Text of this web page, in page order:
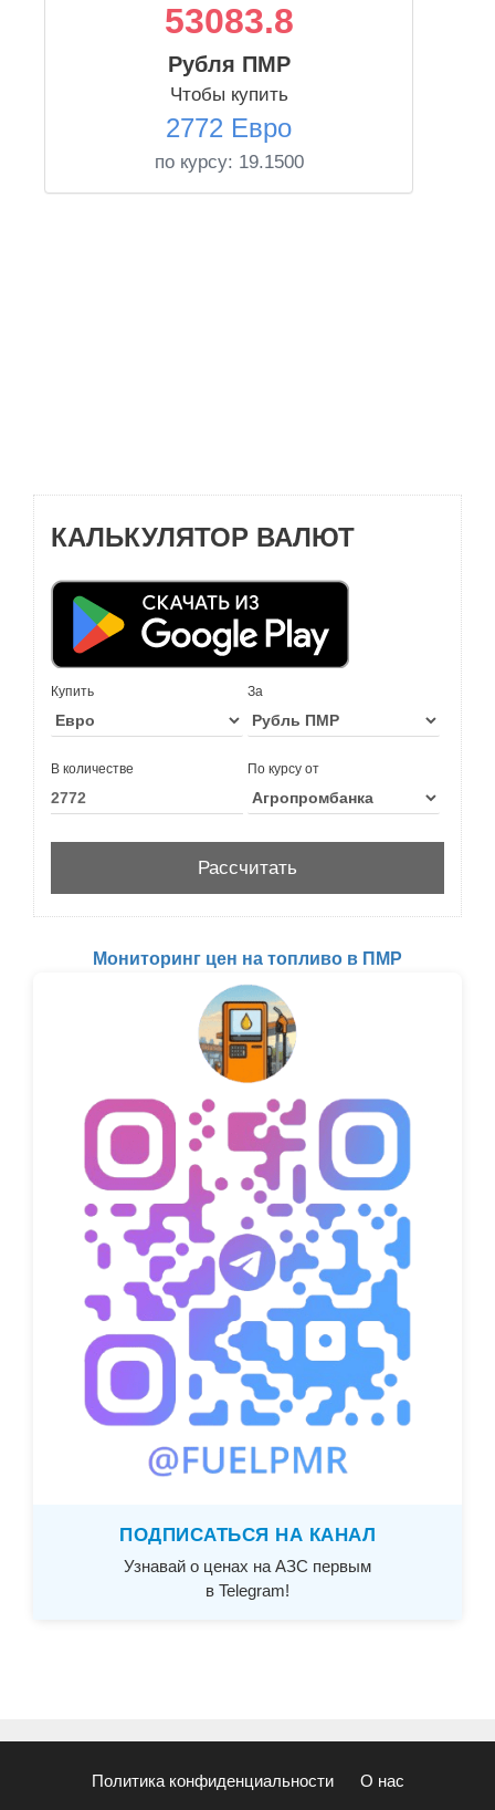
53083.8
Рубля ПМР
Чтобы купить
2772 Евро
по курсу: 19.1500
КАЛЬКУЛЯТОР ВАЛЮТ
Купить За
В количестве По курсу от
Мониторинг цен на топливо в ПМР
ПОДПИСАТЬСЯ НА КАНАЛ
Узнавай о ценах на АЗС первым
в Telegram!
Политика конфиденциальности О нас